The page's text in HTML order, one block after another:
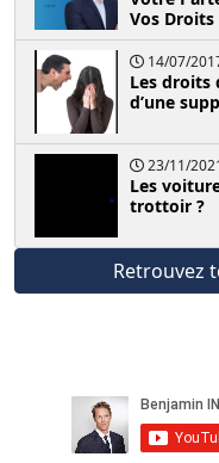
Vos Droits
14/07/
Les droits
d’une
23/11/
Les
trottoir ?
Retrouvez